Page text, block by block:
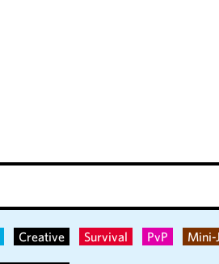
Creative Survival PvP Mini-